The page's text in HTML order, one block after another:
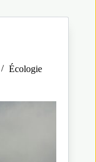
Écologie